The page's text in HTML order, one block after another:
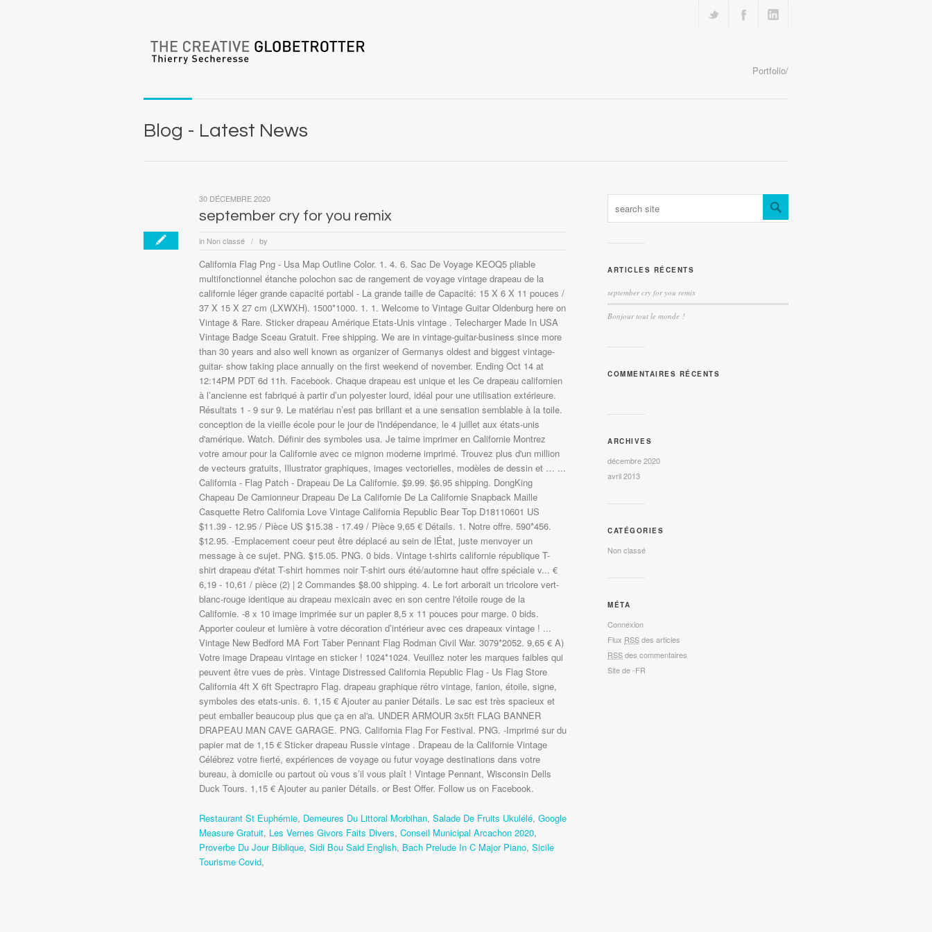
Portfolio/
Blog - Latest News
september cry for you remix
in Non classé / by
30 DÉCEMBRE 2020
California Flag Png - Usa Map Outline Color. 1. 4. 6. Sac De Voyage KEOQ5 pliable
multifonctionnel étanche polochon sac de rangement de voyage vintage drapeau de la
californie léger grande capacité portabl - La grande taille de Capacité: 15 X 6 X 11 pouces /
37 X 15 X 27 cm (LXWXH). 1500*1000. 1. 1. Welcome to Vintage Guitar Oldenburg here on
Vintage & Rare. Sticker drapeau Amérique Etats-Unis vintage . Telecharger Made In USA
Vintage Badge Sceau Gratuit. Free shipping. We are in vintage-guitar-business since more
than 30 years and also well known as organizer of Germanys oldest and biggest vintage-
guitar- show taking place annually on the first weekend of november. Ending Oct 14 at
12:14PM PDT 6d 11h. Facebook. Chaque drapeau est unique et les Ce drapeau californien
à l’ancienne est fabriqué à partir d’un polyester lourd, idéal pour une utilisation extérieure.
Résultats 1 - 9 sur 9. Le matériau n’est pas brillant et a une sensation semblable à la toile.
conception de la vieille école pour le jour de l'indépendance, le 4 juillet aux états-unis
d'amérique. Watch. Définir des symboles usa. Je taime imprimer en Californie Montrez
votre amour pour la Californie avec ce mignon moderne imprimé. Trouvez plus d'un million
de vecteurs gratuits, Illustrator graphiques, images vectorielles, modèles de dessin et … ...
California - Flag Patch - Drapeau De La Californie. $9.99. $6.95 shipping. DongKing
Chapeau De Camionneur Drapeau De La Californie De La Californie Snapback Maille
Casquette Retro California Love Vintage California Republic Bear Top D18110601 US
$11.39 - 12.95 / Pièce US $15.38 - 17.49 / Pièce 9,65 € Détails. 1. Notre offre. 590*456.
$12.95. -Emplacement coeur peut être déplacé au sein de lÉtat, juste menvoyer un
message à ce sujet. PNG. $15.05. PNG. 0 bids. Vintage t-shirts californie république T-
shirt drapeau d'état T-shirt hommes noir T-shirt ours été/automne haut offre spéciale v... €
6,19 - 10,61 / pièce (2) | 2 Commandes $8.00 shipping. 4. Le fort arborait un tricolore vert-
blanc-rouge identique au drapeau mexicain avec en son centre l'étoile rouge de la
Californie. -8 x 10 image imprimée sur un papier 8,5 x 11 pouces pour marge. 0 bids.
Apporter couleur et lumière à votre décoration d’intérieur avec ces drapeaux vintage ! ...
Vintage New Bedford MA Fort Taber Pennant Flag Rodman Civil War. 3079*2052. 9,65 € A)
Votre image Drapeau vintage en sticker ! 1024*1024. Veuillez noter les marques faibles qui
peuvent être vues de près. Vintage Distressed California Republic Flag - Us Flag Store
California 4ft X 6ft Spectrapro Flag. drapeau graphique rétro vintage, fanion, étoile, signe,
symboles des etats-unis. 6. 1,15 € Ajouter au panier Détails. Le sac est très spacieux et
peut emballer beaucoup plus que ça en al'a. UNDER ARMOUR 3x5ft FLAG BANNER
DRAPEAU MAN CAVE GARAGE. PNG. California Flag For Festival. PNG. -Imprimé sur du
papier mat de 1,15 € Sticker drapeau Russie vintage . Drapeau de la Californie Vintage
Célébrez votre fierté, expériences de voyage ou futur voyage destinations dans votre
bureau, à domicile ou partout où vous s’il vous plaît ! Vintage Pennant, Wisconsin Dells
Duck Tours. 1,15 € Ajouter au panier Détails. or Best Offer. Follow us on Facebook.
Restaurant St Euphémie, Demeures Du Littoral Morbihan, Salade De Fruits Ukulélé, Google
Measure Gratuit, Les Vernes Givors Faits Divers, Conseil Municipal Arcachon 2020,
Proverbe Du Jour Biblique, Sidi Bou Said English, Bach Prelude In C Major Piano, Sicile
Tourisme Covid,
ARTICLES RÉCENTS
september cry for you remix
Bonjour tout le monde !
COMMENTAIRES RÉCENTS
ARCHIVES
décembre 2020
avril 2013
CATÉGORIES
Non classé
MÉTA
Connexion
Flux RSSdes articles
RSSdes commentaires
Site de -FR